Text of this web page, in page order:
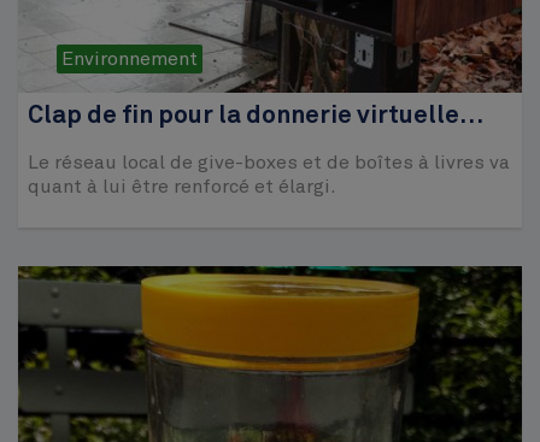
Environnement
Clap de fin pour la donnerie virtuelle…
Le réseau local de give-boxes et de boîtes à livres va
quant à lui être renforcé et élargi.